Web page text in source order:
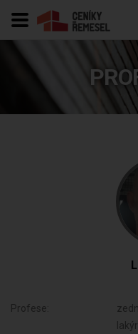
Profese: